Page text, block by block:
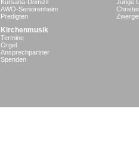
Kursana-Domizil
AWO-Seniorenheim
Predigten
Kirchenmusik
Termine
Orgel
Ansprechpartner
Spenden
Junge